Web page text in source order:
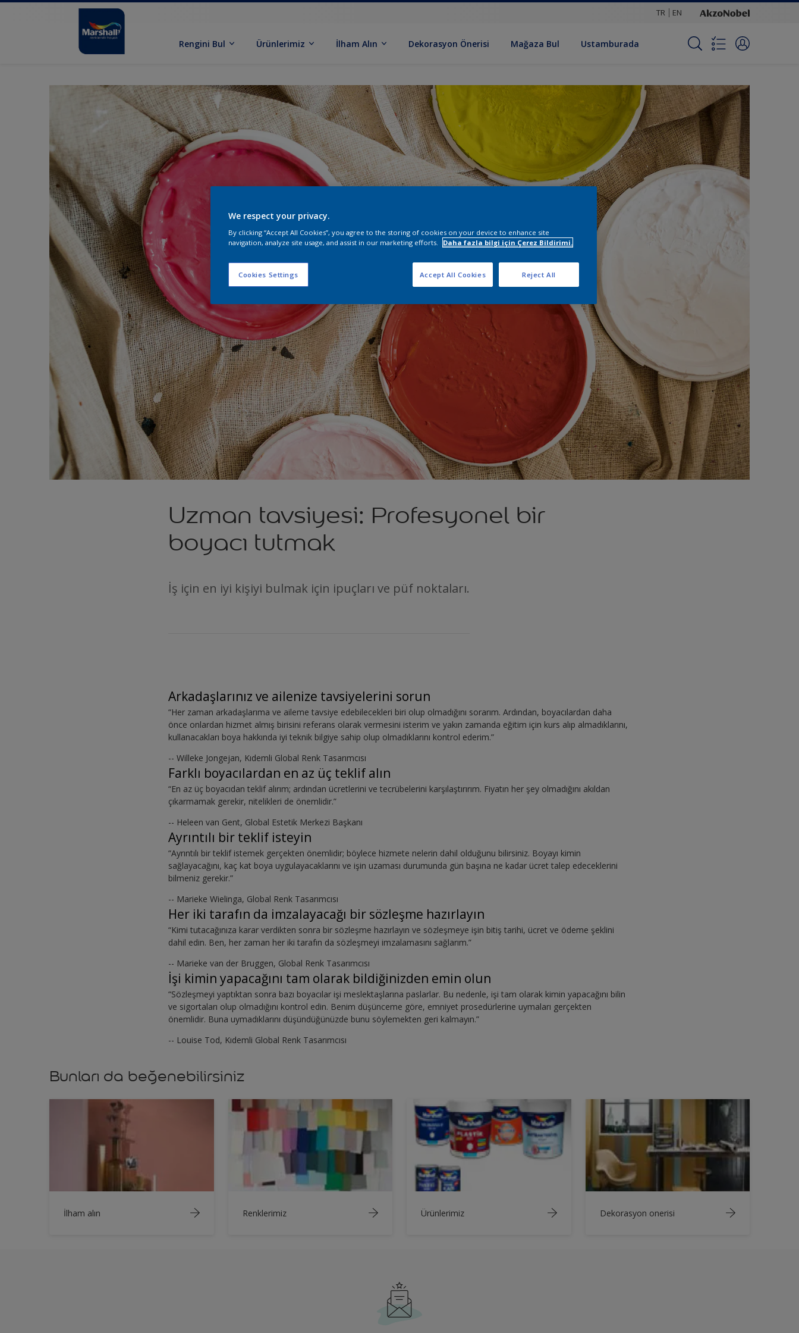
TR EN
Rengini Bul Ürünlerimiz İlham Alın Dekorasyon Önerisi Mağaza Bul Ustamburada
Uzman tavsiyesi: Profesyonel bir
boyacı tutmak
İş için en iyi kişiyi bulmak için ipuçları ve püf noktaları.
Arkadaşlarınız ve ailenize tavsiyelerini sorun
“Her zaman arkadaşlarıma ve aileme tavsiye edebilecekleri biri olup olmadığını sorarım. Ardından, boyacılardan daha
önce onlardan hizmet almış birisini referans olarak vermesini isterim ve yakın zamanda eğitim için kurs alıp almadıklarını,
kullanacakları boya hakkında iyi teknik bilgiye sahip olup olmadıklarını kontrol ederim.”
-- Willeke Jongejan, Kıdemli Global Renk Tasarımcısı
Farklı boyacılardan en az üç teklif alın
“En az üç boyacıdan teklif alırım; ardından ücretlerini ve tecrübelerini karşılaştırırım. Fiyatın her şey olmadığını akıldan
çıkarmamak gerekir, nitelikleri de önemlidir.”
-- Heleen van Gent, Global Estetik Merkezi Başkanı
Ayrıntılı bir teklif isteyin
“Ayrıntılı bir teklif istemek gerçekten önemlidir; böylece hizmete nelerin dahil olduğunu bilirsiniz. Boyayı kimin
sağlayacağını, kaç kat boya uygulayacaklarını ve işin uzaması durumunda gün başına ne kadar ücret talep edeceklerini
bilmeniz gerekir.”
-- Marieke Wielinga, Global Renk Tasarımcısı
Her iki tarafın da imzalayacağı bir sözleşme hazırlayın
“Kimi tutacağınıza karar verdikten sonra bir sözleşme hazırlayın ve sözleşmeye işin bitiş tarihi, ücret ve ödeme şeklini
dahil edin. Ben, her zaman her iki tarafın da sözleşmeyi imzalamasını sağlarım.”
-- Marieke van der Bruggen, Global Renk Tasarımcısı
İşi kimin yapacağını tam olarak bildiğinizden emin olun
“Sözleşmeyi yaptıktan sonra bazı boyacılar işi meslektaşlarına paslarlar. Bu nedenle, işi tam olarak kimin yapacağını bilin
ve sigortaları olup olmadığını kontrol edin. Benim düşünceme göre, emniyet prosedürlerine uymaları gerçekten
önemlidir. Buna uymadıklarını düşündüğünüzde bunu söylemekten geri kalmayın.”
-- Louise Tod, Kıdemli Global Renk Tasarımcısı
Bunları da beğenebilirsiniz
İlham alın Renklerimiz Ürünlerimiz Dekorasyon onerisi
We respect your privacy.
By clicking “Accept All Cookies”, you agree to the storing of cookies on your device to enhance site
navigation, analyze site usage, and assist in our marketing efforts.
Daha fazla bilgi için Çerez Bildirimi.
Cookies Settings Reject All
Accept All Cookies